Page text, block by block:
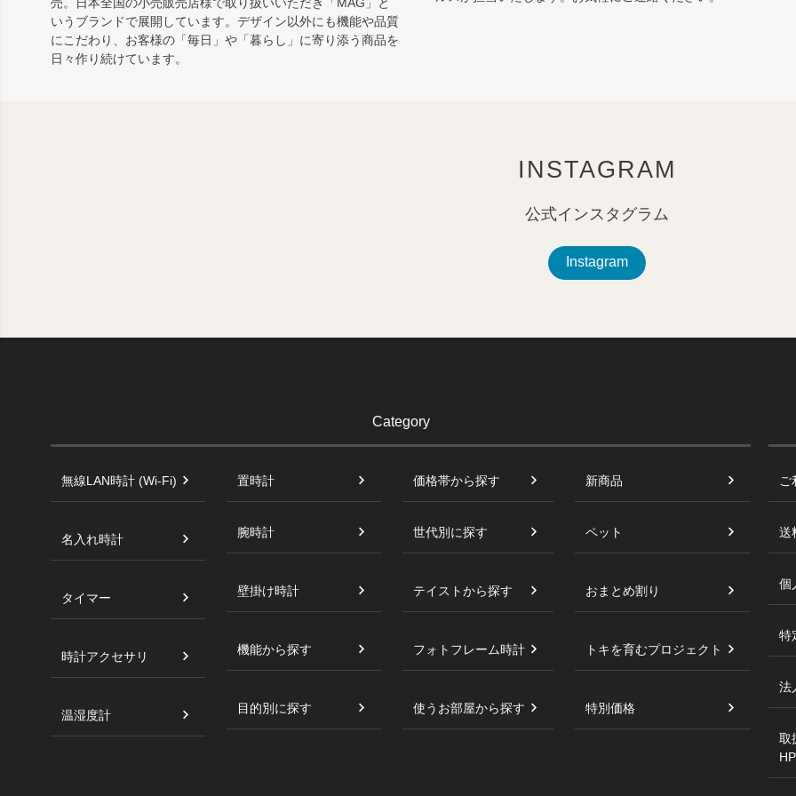
いうブランドで展開しています。デザイン以外にも機能や品質
にこだわり、お客様の「毎日」や「暮らし」に寄り添う商品を
日々作り続けています。
INSTAGRAM
公式インスタグラム
Instagram
Category
無線LAN時計 (Wi-Fi)
名入れ時計
タイマー
時計アクセサリ
温湿度計
置時計
腕時計
壁掛け時計
機能から探す
目的別に探す
価格帯から探す
世代別に探す
テイストから探す
フォトフレーム時計
使うお部屋から探す
新商品
ペット
おまとめ割り
トキを育むプロジェクト
特別価格
ご
送
個
特
法
取